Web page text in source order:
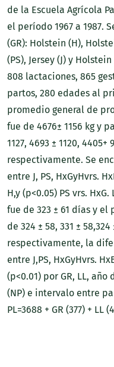
de la Escuela Agrícola
el período 1967 a 1987.
(GR): Holstein (H),
(PS), Jersey (J) y
808 lactaciones, 865
partos, 280 edades al
promedio general de
fue de 4676± 1156 kg y
1127, 4693 ± 1120, 4405+
respectivamente. Se
entre J, PS, HxGyHvrs.
H,y (p<0.05) PS vrs.
fue de 323 ± 61 días y el
de 324 ± 58, 331 ± 58,324
respectivamente, la
entre J,PS, HxGyHvrs.
(p<0.01) por GR, LL,
(NP) e intervalo entre
PL=3688 + GR (377) + LL